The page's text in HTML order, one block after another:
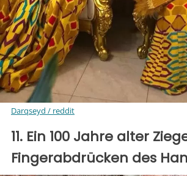
Darqseyd / reddit
11. Ein 100 Jahre alter
Fingerabdrücken des